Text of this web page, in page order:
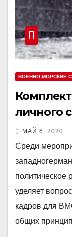
ВОЕННО-МОРСКИЕ
личного
МАЙ 6, 2020
Среди
политическое
уделяет
кадров для
общих